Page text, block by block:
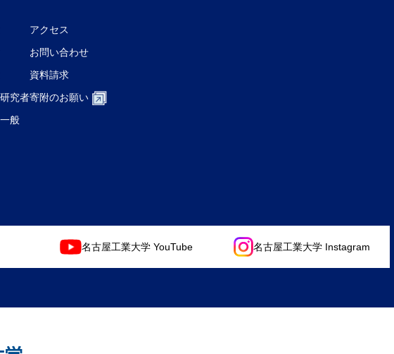
究者
般
アクセス
お問い合わせ
資料請求
寄附のお願い
名古屋工業大学 YouTube 名古屋工業大学 Instagram